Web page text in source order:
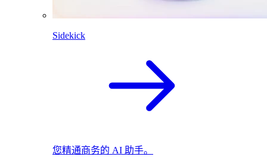
Sidekick
您精通商务的 AI 助手。